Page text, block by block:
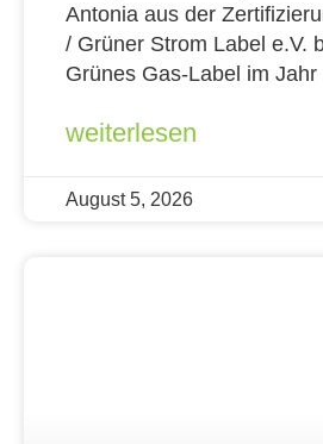
Antonia aus der
/ Grüner Strom Label e.V.
Grünes Gas-Label im Jahr
weiterlesen
August 5, 2026